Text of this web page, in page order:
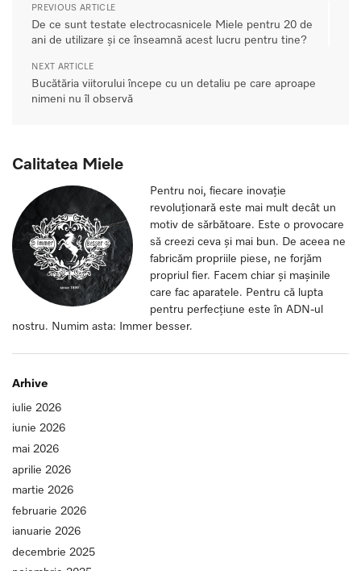
PREVIOUS ARTICLE
De ce sunt testate electrocasnicele Miele pentru 20 de
ani de utilizare și ce înseamnă acest lucru pentru tine?
NEXT ARTICLE
Bucătăria viitorului începe cu un detaliu pe care aproape
nimeni nu îl observă
Calitatea Miele
Pentru noi, fiecare inovație
revoluționară este mai mult decât un
motiv de sărbătoare. Este o provocare
să creezi ceva și mai bun. De aceea ne
fabricăm propriile piese, ne forjăm
propriul fier. Facem chiar și mașinile
care fac aparatele. Pentru că lupta
pentru perfecțiune este în ADN-ul
nostru. Numim asta: Immer besser.
Arhive
iulie 2026
iunie 2026
mai 2026
aprilie 2026
martie 2026
februarie 2026
ianuarie 2026
decembrie 2025